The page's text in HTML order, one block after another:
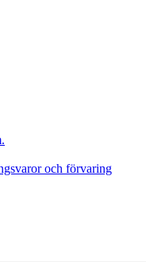
och förvaring